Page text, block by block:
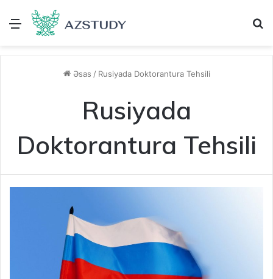
Menu
Əsas / Rusiyada Doktorantura Tehsili
Rusiyada
Doktorantura Tehsili